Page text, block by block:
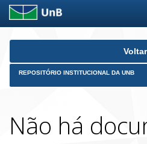
Skip
Voltar
REPOSITÓRIO INSTITUCIONAL DA UNB
Não há